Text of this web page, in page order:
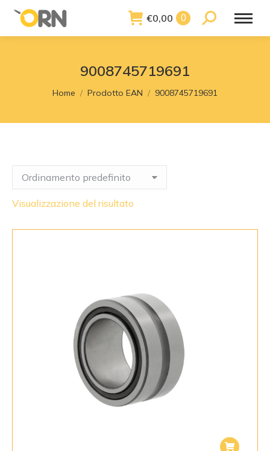
€0,00 0 Search:
9008745719691
You are here:
Home Prodotto EAN 9008745719691
Visualizzazione del risultato